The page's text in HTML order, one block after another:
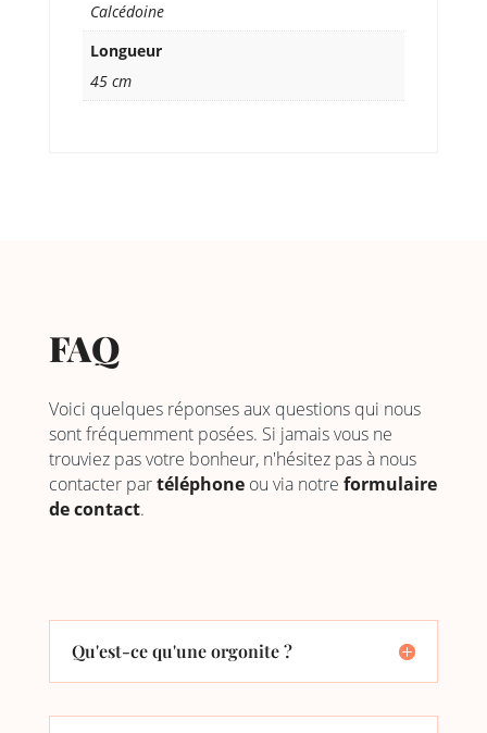
Calcédoine
Longueur
45 cm
FAQ
Voici quelques réponses aux questions qui nous
sont fréquemment posées. Si jamais vous ne
trouviez pas votre bonheur, n'hésitez pas à nous
contacter partéléphoneou via notre formulaire
de contact.
Qu'est-ce qu'une orgonite ?